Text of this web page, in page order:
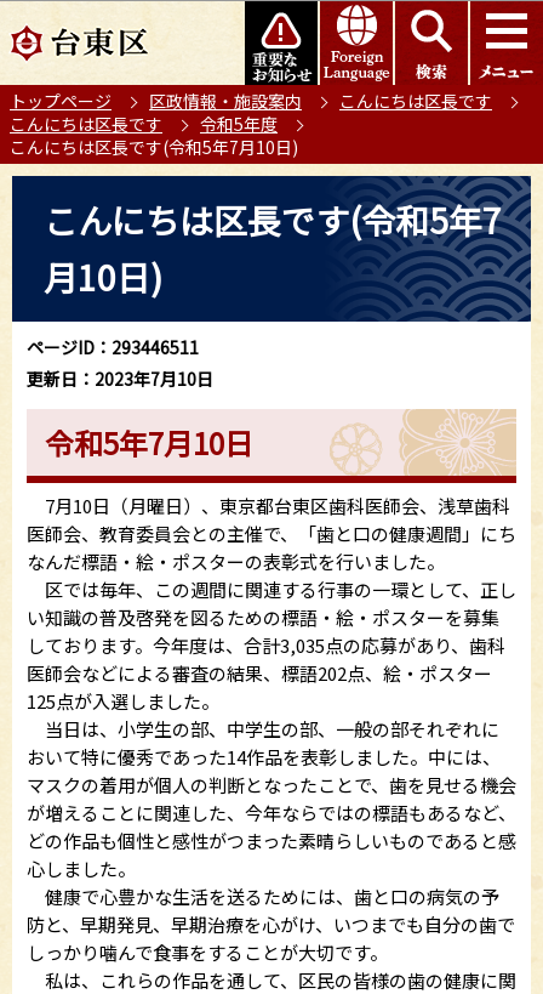
の
ー
ジ
の
このページの本文へ移動
トップページ 区政情報・施設案内
こんにちは区長です
こんにちは区長です
令和5年度
こんにちは区長です(令和5年7月10日)
ら
こんにちは区長です(令和5年7
月10日)
ページID：293446511
更新日：2023年7月10日
令和5年7月10日
7月10日（月曜日）、東京都台東区歯科医師会、浅草歯科
医師会、教育委員会との主催で、「歯と口の健康週間」にち
なんだ標語・絵・ポスターの表彰式を行いました。
区では毎年、この週間に関連する行事の一環として、正し
い知識の普及啓発を図るための標語・絵・ポスターを募集
しております。今年度は、合計3,035点の応募があり、歯科
医師会などによる審査の結果、標語202点、絵・ポスター
125点が入選しました。
当日は、小学生の部、中学生の部、一般の部それぞれに
おいて特に優秀であった14作品を表彰しました。中には、
マスクの着用が個人の判断となったことで、歯を見せる機会
が増えることに関連した、今年ならではの標語もあるなど、
どの作品も個性と感性がつまった素晴らしいものであると感
心しました。
健康で心豊かな生活を送るためには、歯と口の病気の予
防と、早期発見、早期治療を心がけ、いつまでも自分の歯で
しっかり噛んで食事をすることが大切です。
私は、これらの作品を通して、区民の皆様の歯の健康に関